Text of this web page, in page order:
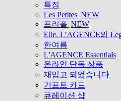
특징
Les Petites NEW
프리폴 NEW
Elle, L’AGENCE의
한여름
L'AGENCE Essentials
온라인 단독 상품
재입고 되었습니다
기프트 카드
큐레이션 샵